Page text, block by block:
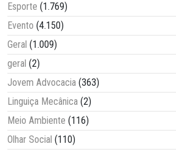
Esporte (1.769)
Evento (4.150)
Geral (1.009)
geral (2)
Jovem Advocacia (363)
Linguiça Mecânica (2)
Meio Ambiente (116)
Olhar Social (110)